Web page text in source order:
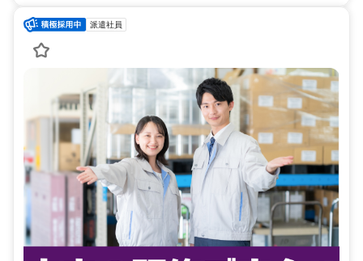
派遣社員